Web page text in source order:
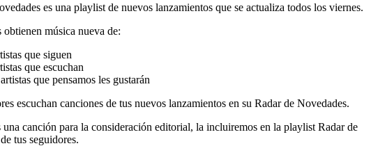
es una playlist de nuevos lanzamientos que se actualiza todos los viernes.
obtienen música nueva de:
que siguen
que escuchan
que pensamos les gustarán
escuchan canciones de tus nuevos lanzamientos en su Radar de Novedades.
una canción para la consideración editorial, la incluiremos en la playlist Radar de
tus seguidores.